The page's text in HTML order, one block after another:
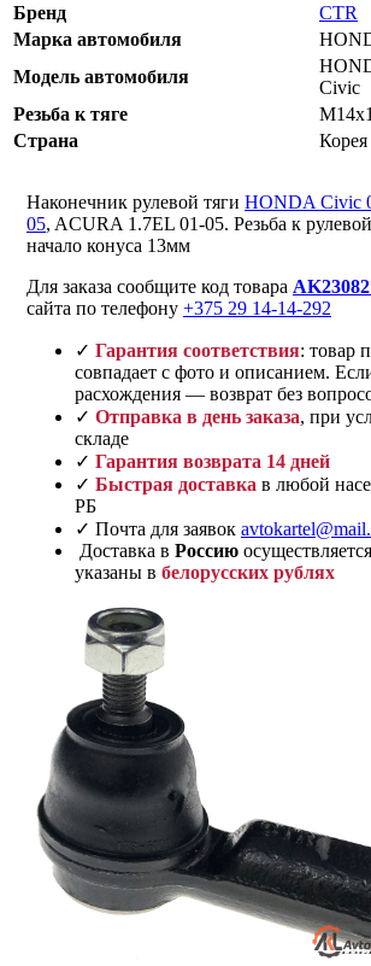
Бренд
CTR
Марка автомобиля
Модель автомобиля
Civic
Резьба к тяге
Страна
Корея
Наконечник рулевой тяги HONDA Civic
05, ACURA 1.7EL 01-05. Резьба к
начало конуса 13мм
Для заказа сообщите код товара
сайта по телефону +375 29 14-14-292
✓ Гарантия соответствия: товар
совпадает с фото и описанием.
расхождения — возврат без
✓ Отправка в день заказа, при
складе
✓ Гарантия возврата 14 дней
✓ Быстрая доставка в любой
РБ
✓ Почта для заявок
Доставка в Россию
указаны в белорусских рублях